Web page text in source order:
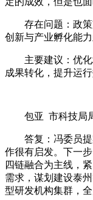
存在问题：政
创新与产业孵化能
主要建议：优
成果转化，提升运
包亚 市科技局
答复： 冯委员
作很有启发。下一
四链融合为主线，
需求，谋划建设泰
型研发机构集群，全